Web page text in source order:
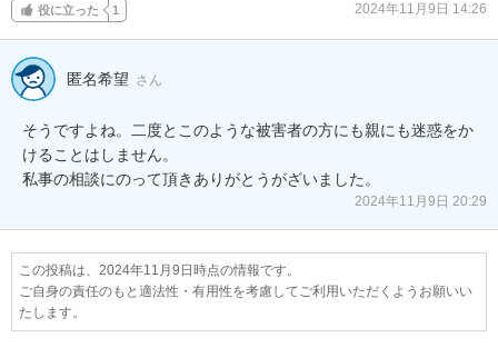
役に立った 1 2024年11月9日 14:26
匿名希望 さん
そうですよね。二度とこのような被害者の方にも親にも迷惑をか
けることはしません。
私事の相談にのって頂きありがとうがざいました。
2024年11月9日 20:29
この投稿は、2024年11月9日時点の情報です。
ご自身の責任のもと適法性・有用性を考慮してご利用いただくようお願いい
たします。